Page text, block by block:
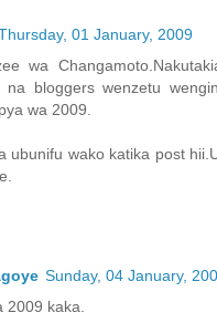
01 January, 2009
wa
na bloggers wenzetu
wa 2009.
ubunifu wako katika post
Sunday, 04 January,
2009 kaka.